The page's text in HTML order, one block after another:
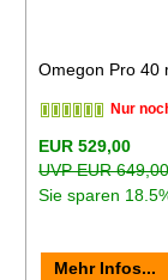
Omegon Pro 40
Nur
EUR 529,00
UVP EUR
Sie sparen
Mehr Infos...